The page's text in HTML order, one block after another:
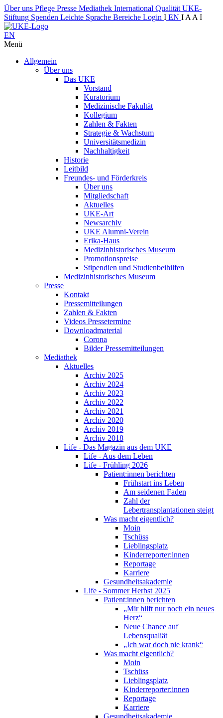
Über uns Pflege Presse Mediathek International Qualität UKE-
Stiftung Spenden Leichte Sprache Bereiche Login I EN I A A I
EN
Menü
Allgemein
Über uns
Das UKE
Vorstand
Kuratorium
Medizinische Fakultät
Kollegium
Zahlen & Fakten
Strategie & Wachstum
Universitätsmedizin
Nachhaltigkeit
Historie
Leitbild
Freundes- und Förderkreis
Über uns
Mitgliedschaft
Aktuelles
UKE-Art
Newsarchiv
UKE Alumni-Verein
Erika-Haus
Medizinhistorisches Museum
Promotionspreise
Stipendien und Studienbeihilfen
Medizinhistorisches Museum
Presse
Kontakt
Pressemitteilungen
Zahlen & Fakten
Videos Pressetermine
Downloadmaterial
Corona
Bilder Pressemitteilungen
Mediathek
Aktuelles
Archiv 2025
Archiv 2024
Archiv 2023
Archiv 2022
Archiv 2021
Archiv 2020
Archiv 2019
Archiv 2018
Life - Das Magazin aus dem UKE
Life - Aus dem Leben
Life - Frühling 2026
Patient:innen berichten
Frühstart ins Leben
Am seidenen Faden
Zahl der
Lebertransplantationen steigt
Was macht eigentlich?
Moin
Tschüss
Lieblingsplatz
Kinderreporter:innen
Reportage
Karriere
Gesundheitsakademie
Life - Sommer Herbst 2025
Patient:innen berichten
„Mir hilft nur noch ein neues
Herz“
Neue Chance auf
Lebensqualiät
„Ich war doch nie krank“
Was macht eigentlich?
Moin
Tschüss
Lieblingsplatz
Kinderreporter:innen
Reportage
Karriere
Gesundheitsakademie